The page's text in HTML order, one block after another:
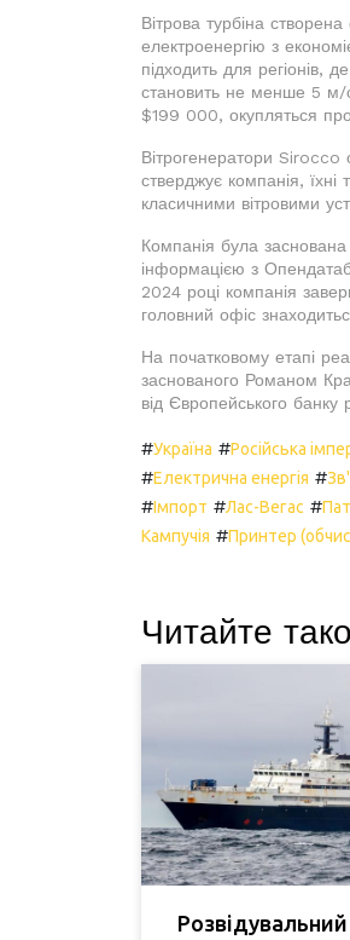
Вітрова турбіна
електроенергію з
підходить для регіонів,
становить не менше 5 м/с.
$199 000, окупляться
Вітрогенератори Sirocco
стверджує компанія,
класичними вітровими
Компанія була
інформацією з
2024 році компанія
головний офіс
На початковому етапі
заснованого Романом
від Європейського банку
#Україна #Російська
#Електрична енергія #
#Імпорт #Лас-Вегас #
Кампучія #Принтер
Читайте
Розвідувальний